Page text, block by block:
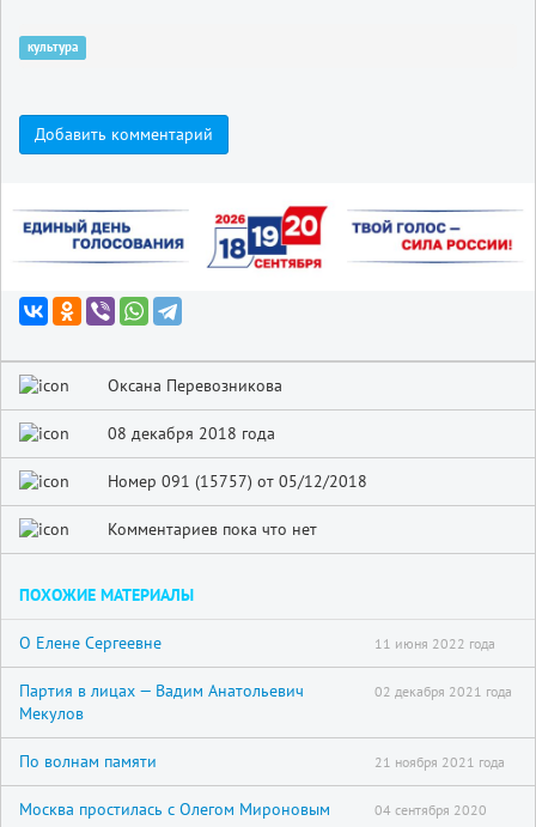
культура
Добавить комментарий
Оксана Перевозникова
08 декабря 2018 года
Номер 091 (15757) от 05/12/2018
Комментариев пока что нет
ПОХОЖИЕ МАТЕРИАЛЫ
О Елене Сергеевне 11 июня 2022 года
Партия в лицах — Вадим Анатольевич
Мекулов
02 декабря 2021 года
По волнам памяти 21 ноября 2021 года
Москва простилась с Олегом Мироновым
04 сентября 2020